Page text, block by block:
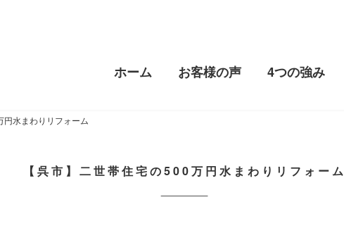
ホーム お客様の声 4つの強み
円水まわりリフォーム
【呉市】二世帯住宅の500万円水まわりリフォーム